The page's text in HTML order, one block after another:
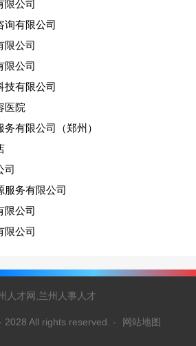
限公司
询有限公司
限公司
限公司
技有限公司
医院
有限公司（郑州）
司
服务有限公司
限公司
限公司
人才网,兰州人事人才
All rights reserved. - 网站地图